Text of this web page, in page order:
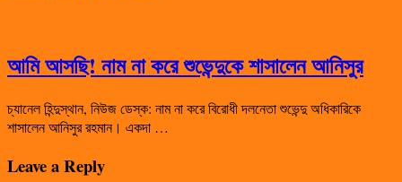
আমি আসছি! নাম না করে শুভেন্দুকে শাসালেন আনিসুর
চ্যানেল হিন্দুস্থান, নিউজ ডেস্ক: নাম না করে বিরোধী দলনেতা শুভেন্দু অধিকারিকে
শাসালেন আনিসুর রহমান। একদা …
Leave a Reply